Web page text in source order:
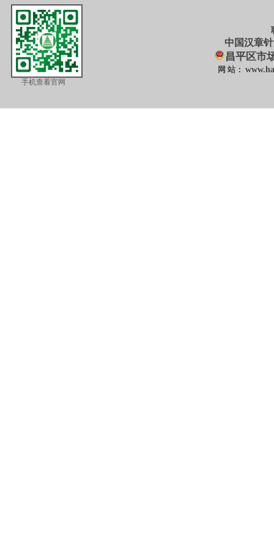
手机查看官网
中国汉章
昌平区市
网 站：